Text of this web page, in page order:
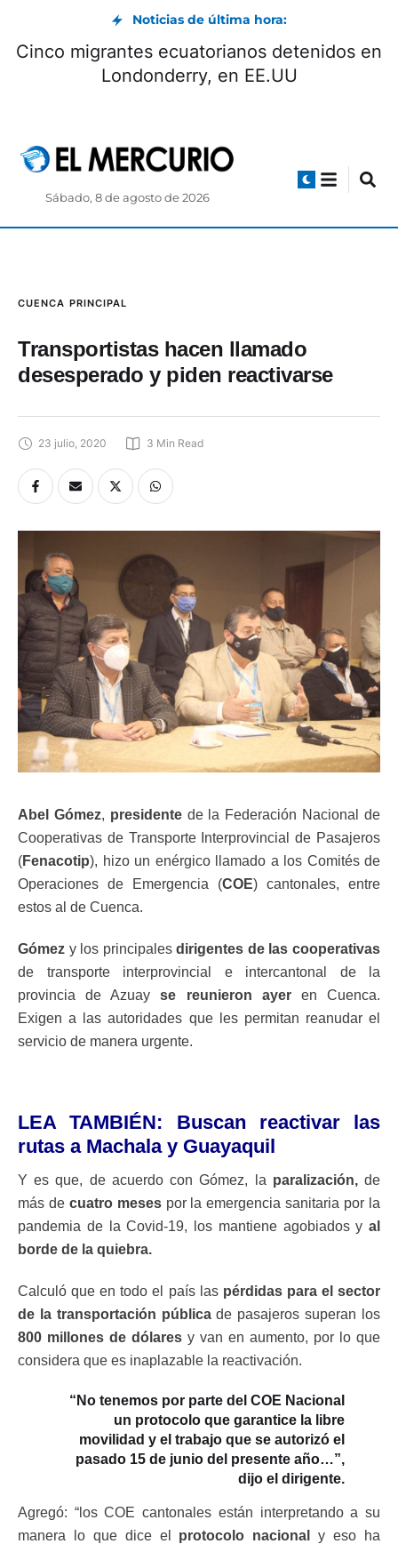
Noticias de última hora:
Cinco migrantes ecuatorianos detenidos en
Londonderry, en EE.UU
Sábado, 8 de agosto de 2026
CUENCA PRINCIPAL
Transportistas hacen llamado
desesperado y piden reactivarse
23 julio, 2020 3 Min Read
Abel Gómez, presidentede la Federación Nacional de
Cooperativas de Transporte Interprovincial de Pasajeros
(Fenacotip), hizo un enérgico llamado a los Comités de
Operaciones de Emergencia (COE) cantonales, entre
estos al de Cuenca.
Gómez y los principalesdirigentes de las cooperativas
de transporte interprovincial e intercantonal de la
provincia de Azuayse reunieron ayeren Cuenca.
Exigen a las autoridades que les permitan reanudar el
servicio de manera urgente.
LEA TAMBIÉN: Buscan reactivar las
rutas a Machala y Guayaquil
Y es que, de acuerdo con Gómez, la paralización,de
más de cuatro mesespor la emergencia sanitaria por la
pandemia de la Covid-19, los mantiene agobiados y al
borde de la quiebra.
Calculó que en todo el país las pérdidas para el sector
de la transportación públicade pasajeros superan los
800 millones de dólares y van en aumento, por lo que
considera que es inaplazable la reactivación.
“ No tenemos por parte del COE Nacional
un protocolo que garantice la libre
movilidad y el trabajo que se autorizó el
pasado 15 de junio del presente año…”,
dijo el dirigente.
Agregó: “los COE cantonales están interpretando a su
manera lo que dice el protocolo nacional
y eso ha